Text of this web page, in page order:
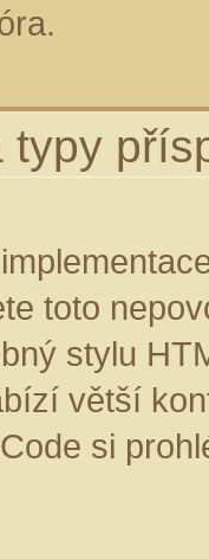
typy
toto
stylu
větší
si